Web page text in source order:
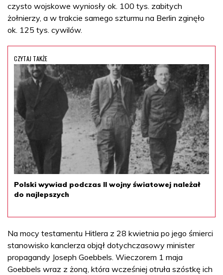
czysto wojskowe wyniosły ok. 100 tys. zabitych
żołnierzy, a w trakcie samego szturmu na Berlin zginęło
ok. 125 tys. cywilów.
CZYTAJ TAKŻE
Polski wywiad podczas II wojny światowej należał
do najlepszych
Na mocy testamentu Hitlera z 28 kwietnia po jego śmierci
stanowisko kanclerza objął dotychczasowy minister
propagandy Joseph Goebbels. Wieczorem 1 maja
Goebbels wraz z żoną, która wcześniej otruła szóstkę ich